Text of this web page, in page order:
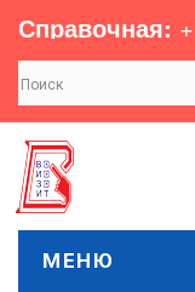
Справочная:
МЕНЮ